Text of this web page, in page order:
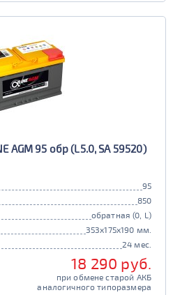
AGM 95 обр (L5.0, SA 59520)
95
850
обратная (0, L)
353x175x190 мм.
24 мес.
18 290 руб.
при обмене старой АКБ
аналогичного типоразмера